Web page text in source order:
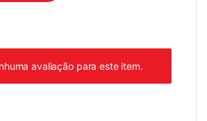
avaliação para este item.